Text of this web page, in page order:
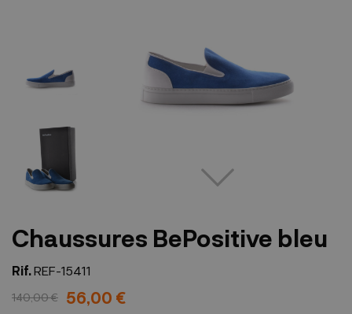
Chaussures BePositive bleu
Rif.REF-15411
140,00 € 56,00 €